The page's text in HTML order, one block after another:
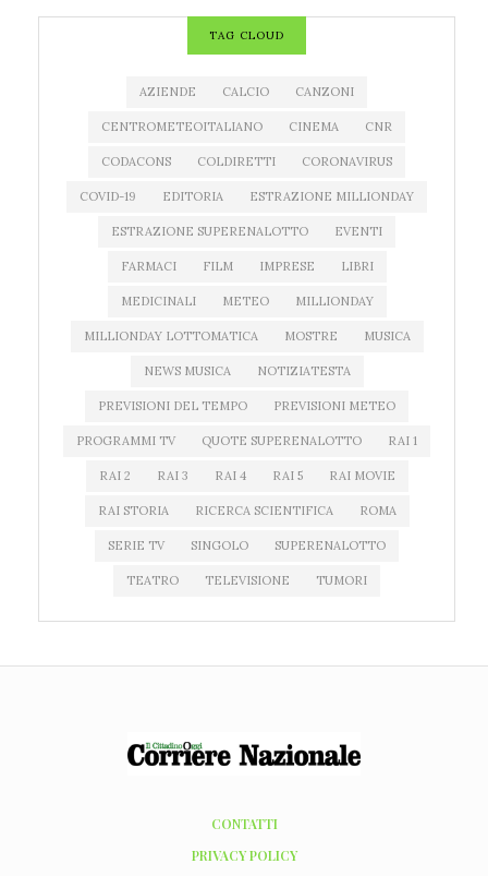
TAG CLOUD
AZIENDE CALCIO CANZONI
CENTROMETEOITALIANO CINEMA CNR
CODACONS COLDIRETTI CORONAVIRUS
COVID-19 EDITORIA ESTRAZIONE MILLIONDAY
ESTRAZIONE SUPERENALOTTO EVENTI
FARMACI FILM IMPRESE LIBRI
MEDICINALI METEO MILLIONDAY
MILLIONDAY LOTTOMATICA MOSTRE MUSICA
NEWS MUSICA NOTIZIATESTA
PREVISIONI DEL TEMPO PREVISIONI METEO
PROGRAMMI TV QUOTE SUPERENALOTTO RAI 1
RAI 2 RAI 3 RAI 4 RAI 5 RAI MOVIE
RAI STORIA RICERCA SCIENTIFICA ROMA
SERIE TV SINGOLO SUPERENALOTTO
TEATRO TELEVISIONE TUMORI
CONTATTI
PRIVACY POLICY